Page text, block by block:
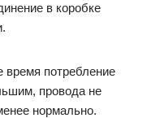
в коробке
время потребление
провода не
нормально.